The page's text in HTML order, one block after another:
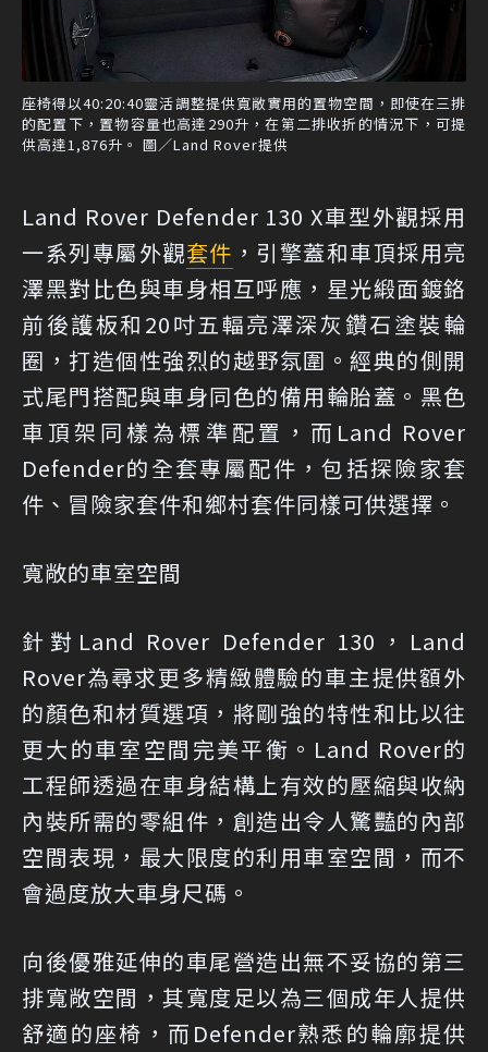
座椅得以40:20:40靈活調整提供寬敞實用的置物空間，即使在三排
的配置下，置物容量也高達290升，在第二排收折的情況下，可提
供高達1,876升。 圖／Land Rover提供
Land Rover Defender 130 X車型外觀採用
一系列專屬外觀套件 ，引擎蓋和車頂採用亮
澤黑對比色與車身相互呼應，星光緞面鍍鉻
前後護板和20吋五輻亮澤深灰鑽石塗裝輪
圈，打造個性強烈的越野氛圍。經典的側開
式尾門搭配與車身同色的備用輪胎蓋。黑色
車頂架同樣為標準配置，而Land Rover
Defender的全套專屬配件，包括探險家套
件、冒險家套件和鄉村套件同樣可供選擇。
寬敞的車室空間
針對Land Rover Defender 130，Land
Rover為尋求更多精緻體驗的車主提供額外
的顏色和材質選項，將剛強的特性和比以往
更大的車室空間完美平衡。Land Rover的
工程師透過在車身結構上有效的壓縮與收納
內裝所需的零組件，創造出令人驚豔的內部
空間表現，最大限度的利用車室空間，而不
會過度放大車身尺碼。
向後優雅延伸的車尾營造出無不妥協的第三
排寬敞空間，其寬度足以為三個成年人提供
舒適的座椅，而Defender熟悉的輪廓提供